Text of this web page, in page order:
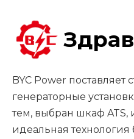
BYC Power
генераторные
тем, выбран шкаф ATS,
идеальная